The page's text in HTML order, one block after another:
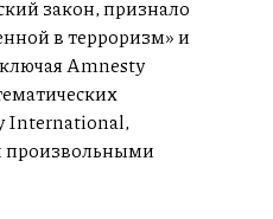
закон, признало
в терроризм» и
Amnesty
International,
произвольными